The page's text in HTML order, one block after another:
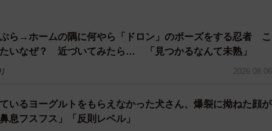
ら→ホームの隅に何やら「ドロン」のポーズをする忍者 こ
いなぜ？ 近づいてみたら… 「見つかるなんて未熟」
2026.08.06
いるヨーグルトをもらえなかった犬さん、爆裂に拗ねた顔が
息フスフス」「反則レベル」